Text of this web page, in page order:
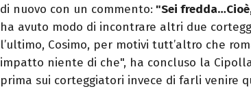
di nuovo con un commento: "Sei
ha avuto modo di incontrare altri due
l’ultimo, Cosimo, per motivi tutt’altro che
impatto niente di che", ha concluso la
prima sui corteggiatori invece di farli venire